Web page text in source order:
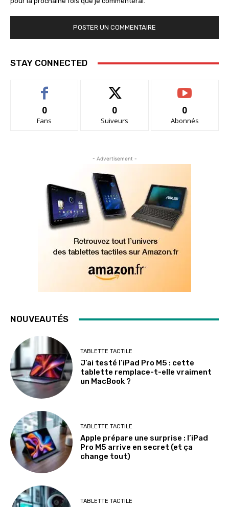
STAY CONNECTED
0
Fans
0
Suiveurs
0
Abonnés
- Advertisement -
NOUVEAUTÉS
TABLETTE TACTILE
J’ai testé l’iPad Pro M5 : cette
tablette remplace-t-elle vraiment
un MacBook ?
TABLETTE TACTILE
Apple prépare une surprise : l’iPad
Pro M5 arrive en secret (et ça
change tout)
TABLETTE TACTILE